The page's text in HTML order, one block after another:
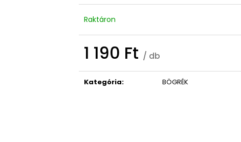
Raktáron
1 190 Ft / db
Kategória: BÖGRÉK
BÚCSÚZTATÓS TÁBLA
Ft
MACSKA HÁZIREND